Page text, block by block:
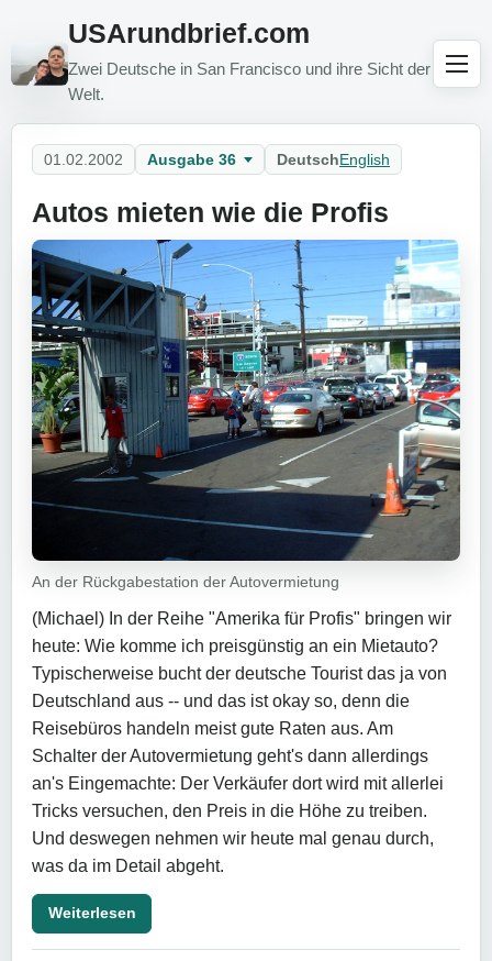
USArundbrief.com
Zwei Deutsche in San Francisco und ihre Sicht der
Welt.
01.02.2002 Ausgabe 36 DeutschEnglish
Autos mieten wie die Profis
An der Rückgabestation der Autovermietung
(Michael) In der Reihe "Amerika für Profis" bringen wir
heute: Wie komme ich preisgünstig an ein Mietauto?
Typischerweise bucht der deutsche Tourist das ja von
Deutschland aus -- und das ist okay so, denn die
Reisebüros handeln meist gute Raten aus. Am
Schalter der Autovermietung geht's dann allerdings
an's Eingemachte: Der Verkäufer dort wird mit allerlei
Tricks versuchen, den Preis in die Höhe zu treiben.
Und deswegen nehmen wir heute mal genau durch,
was da im Detail abgeht.
Weiterlesen